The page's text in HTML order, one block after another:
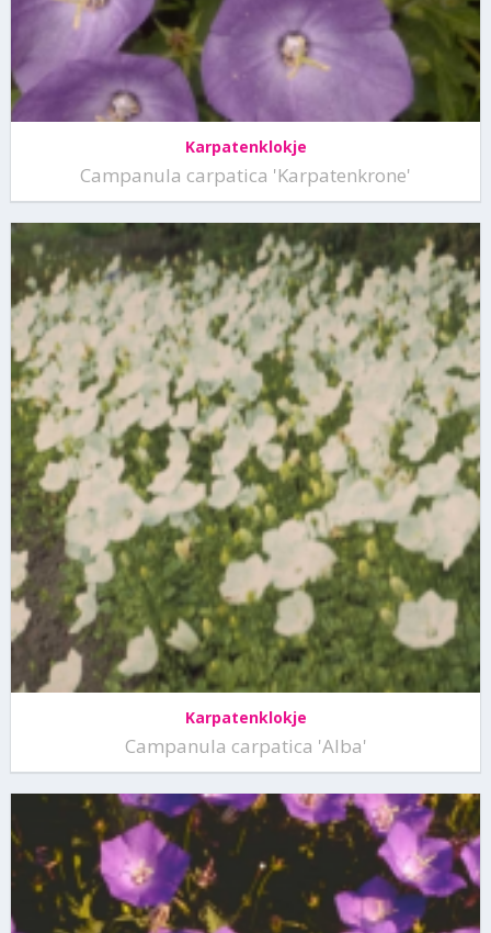
Karpatenklokje
Campanula carpatica 'Karpatenkrone'
Karpatenklokje
Campanula carpatica 'Alba'